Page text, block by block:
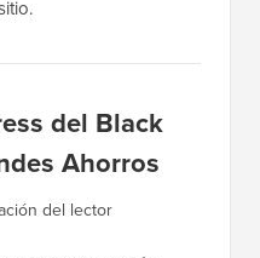
del Black
Ahorros
del lector